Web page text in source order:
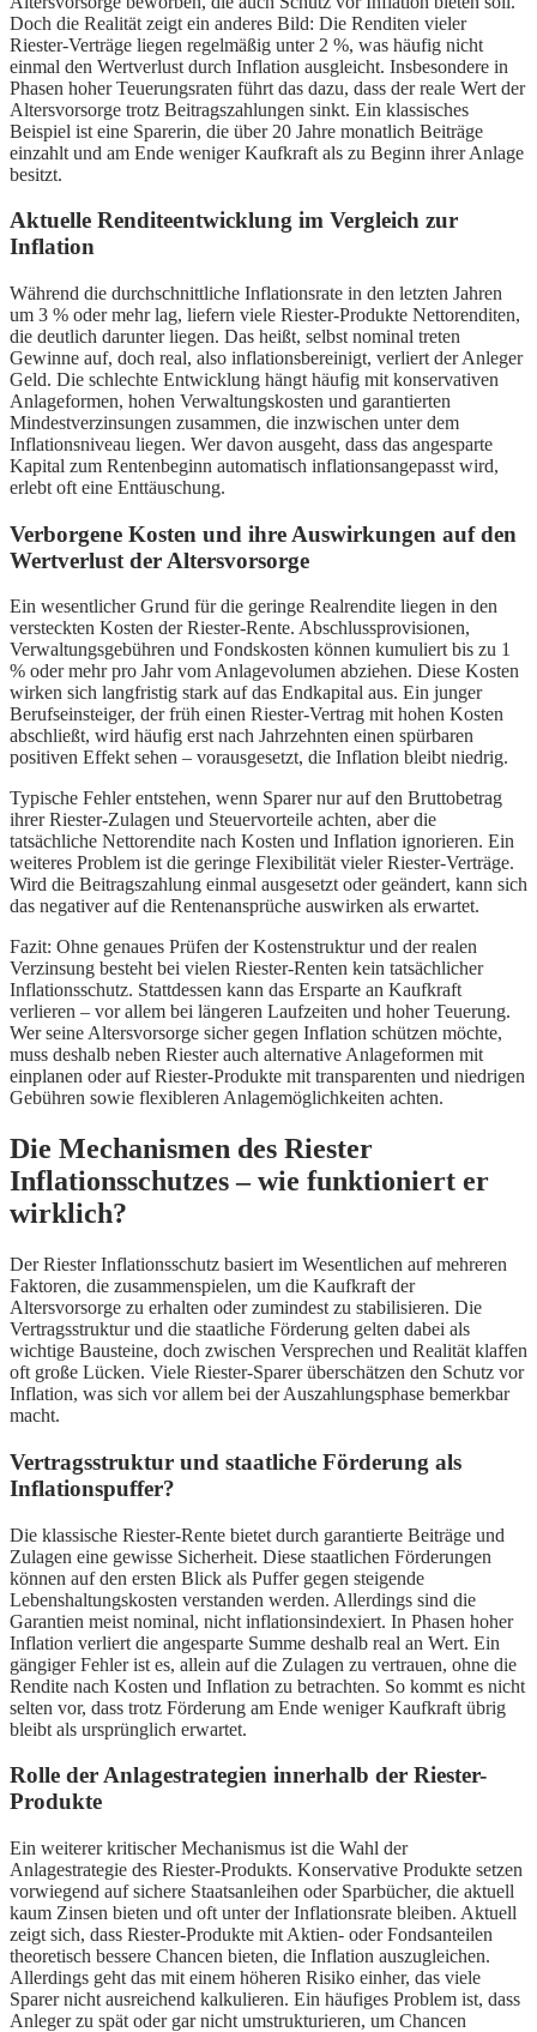
Doch die Realität zeigt ein anderes Bild: Die Renditen vieler
Riester-Verträge liegen regelmäßig unter 2 %, was häufig nicht
einmal den Wertverlust durch Inflation ausgleicht. Insbesondere in
Phasen hoher Teuerungsraten führt das dazu, dass der reale Wert der
Altersvorsorge trotz Beitragszahlungen sinkt. Ein klassisches
Beispiel ist eine Sparerin, die über 20 Jahre monatlich Beiträge
einzahlt und am Ende weniger Kaufkraft als zu Beginn ihrer Anlage
besitzt.
Aktuelle Renditeentwicklung im Vergleich zur
Inflation
Während die durchschnittliche Inflationsrate in den letzten Jahren
um 3 % oder mehr lag, liefern viele Riester-Produkte Nettorenditen,
die deutlich darunter liegen. Das heißt, selbst nominal treten
Gewinne auf, doch real, also inflationsbereinigt, verliert der Anleger
Geld. Die schlechte Entwicklung hängt häufig mit konservativen
Anlageformen, hohen Verwaltungskosten und garantierten
Mindestverzinsungen zusammen, die inzwischen unter dem
Inflationsniveau liegen. Wer davon ausgeht, dass das angesparte
Kapital zum Rentenbeginn automatisch inflationsangepasst wird,
erlebt oft eine Enttäuschung.
Verborgene Kosten und ihre Auswirkungen auf den
Wertverlust der Altersvorsorge
Ein wesentlicher Grund für die geringe Realrendite liegen in den
versteckten Kosten der Riester-Rente. Abschlussprovisionen,
Verwaltungsgebühren und Fondskosten können kumuliert bis zu 1
% oder mehr pro Jahr vom Anlagevolumen abziehen. Diese Kosten
wirken sich langfristig stark auf das Endkapital aus. Ein junger
Berufseinsteiger, der früh einen Riester-Vertrag mit hohen Kosten
abschließt, wird häufig erst nach Jahrzehnten einen spürbaren
positiven Effekt sehen – vorausgesetzt, die Inflation bleibt niedrig.
Typische Fehler entstehen, wenn Sparer nur auf den Bruttobetrag
ihrer Riester-Zulagen und Steuervorteile achten, aber die
tatsächliche Nettorendite nach Kosten und Inflation ignorieren. Ein
weiteres Problem ist die geringe Flexibilität vieler Riester-Verträge.
Wird die Beitragszahlung einmal ausgesetzt oder geändert, kann sich
das negativer auf die Rentenansprüche auswirken als erwartet.
Fazit: Ohne genaues Prüfen der Kostenstruktur und der realen
Verzinsung besteht bei vielen Riester-Renten kein tatsächlicher
Inflationsschutz. Stattdessen kann das Ersparte an Kaufkraft
verlieren – vor allem bei längeren Laufzeiten und hoher Teuerung.
Wer seine Altersvorsorge sicher gegen Inflation schützen möchte,
muss deshalb neben Riester auch alternative Anlageformen mit
einplanen oder auf Riester-Produkte mit transparenten und niedrigen
Gebühren sowie flexibleren Anlagemöglichkeiten achten.
Die Mechanismen des Riester
Inflationsschutzes – wie funktioniert er
wirklich?
Der Riester Inflationsschutz basiert im Wesentlichen auf mehreren
Faktoren, die zusammenspielen, um die Kaufkraft der
Altersvorsorge zu erhalten oder zumindest zu stabilisieren. Die
Vertragsstruktur und die staatliche Förderung gelten dabei als
wichtige Bausteine, doch zwischen Versprechen und Realität klaffen
oft große Lücken. Viele Riester-Sparer überschätzen den Schutz vor
Inflation, was sich vor allem bei der Auszahlungsphase bemerkbar
macht.
Vertragsstruktur und staatliche Förderung als
Inflationspuffer?
Die klassische Riester-Rente bietet durch garantierte Beiträge und
Zulagen eine gewisse Sicherheit. Diese staatlichen Förderungen
können auf den ersten Blick als Puffer gegen steigende
Lebenshaltungskosten verstanden werden. Allerdings sind die
Garantien meist nominal, nicht inflationsindexiert. In Phasen hoher
Inflation verliert die angesparte Summe deshalb real an Wert. Ein
gängiger Fehler ist es, allein auf die Zulagen zu vertrauen, ohne die
Rendite nach Kosten und Inflation zu betrachten. So kommt es nicht
selten vor, dass trotz Förderung am Ende weniger Kaufkraft übrig
bleibt als ursprünglich erwartet.
Rolle der Anlagestrategien innerhalb der Riester-
Produkte
Ein weiterer kritischer Mechanismus ist die Wahl der
Anlagestrategie des Riester-Produkts. Konservative Produkte setzen
vorwiegend auf sichere Staatsanleihen oder Sparbücher, die aktuell
kaum Zinsen bieten und oft unter der Inflationsrate bleiben. Aktuell
zeigt sich, dass Riester-Produkte mit Aktien- oder Fondsanteilen
theoretisch bessere Chancen bieten, die Inflation auszugleichen.
Allerdings geht das mit einem höheren Risiko einher, das viele
Sparer nicht ausreichend kalkulieren. Ein häufiges Problem ist, dass
Anleger zu spät oder gar nicht umstrukturieren, um Chancen